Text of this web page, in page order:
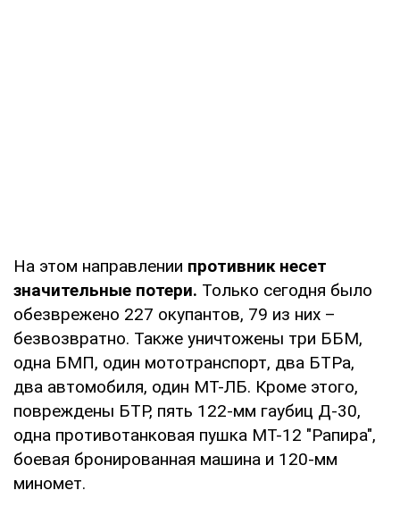
На этом направлении противник несет
значительные потери. Только сегодня было
обезврежено 227 окупантов, 79 из них –
безвозвратно. Также уничтожены три ББМ,
одна БМП, один мототранспорт, два БТРа,
два автомобиля, один МТ-ЛБ. Кроме этого,
повреждены БТР, пять 122-мм гаубиц Д-30,
одна противотанковая пушка МТ-12 "Рапира",
боевая бронированная машина и 120-мм
миномет.